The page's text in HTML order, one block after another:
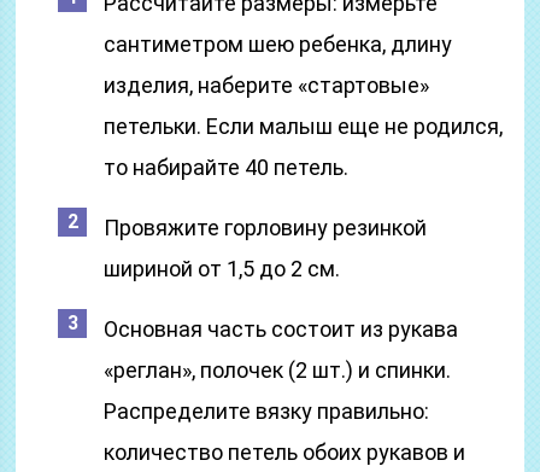
сантиметром шею ребенка, длину
изделия, наберите «стартовые»
петельки. Если малыш еще не родился,
то набирайте 40 петель.
Провяжите горловину резинкой
шириной от 1,5 до 2 см.
Основная часть состоит из рукава
«реглан», полочек (2 шт.) и спинки.
Распределите вязку правильно:
количество петель обоих рукавов и